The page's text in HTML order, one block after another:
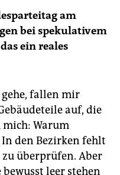
am
bei spekulativem
ein reales
gehe, fallen mir
auf, die
mich: Warum
den Bezirken fehlt
zu überprüfen. Aber
leer stehen